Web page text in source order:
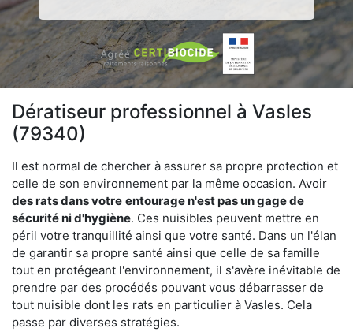
Dératiseur professionnel à Vasles
(79340)
Il est normal de chercher à assurer sa propre protection et
celle de son environnement par la même occasion. Avoir
des rats dans votre entourage n'est pas un gage de
sécurité ni d'hygiène. Ces nuisibles peuvent mettre en
péril votre tranquillité ainsi que votre santé. Dans un l'élan
de garantir sa propre santé ainsi que celle de sa famille
tout en protégeant l'environnement, il s'avère inévitable de
prendre par des procédés pouvant vous débarrasser de
tout nuisible dont les rats en particulier à Vasles. Cela
passe par diverses stratégies.